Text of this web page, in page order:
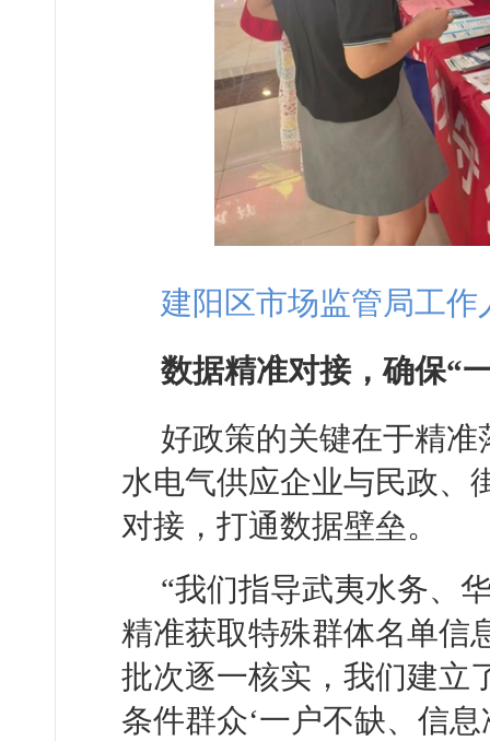
建阳区市场监管局工
数据精准对接，确保“
好政策的关键在于精
水电气供应企业与民政、
对接，打通数据壁垒。
“我们指导武夷水务、
精准获取特殊群体名单信
批次逐一核实，我们建立
条件群众‘一户不缺、信